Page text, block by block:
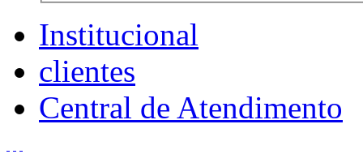
Institucional
clientes
Central de Atendimento